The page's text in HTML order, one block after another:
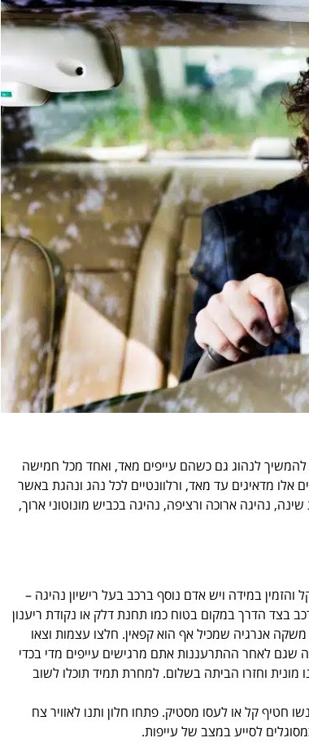
שכ-80% מכלל הנהגים יעדיפו להמשיך לנהוג גם כשהם עייפים מאד, ואחד מכל חמישה
אלו מדאיגים עד מאד, ורלוונטיים לכל נהג ונהגת באשר
נהיגה ארוכה ורציפה, נהיגה בכביש מונוטוני ארוך,
במידה ויש אדם נוסף ברכב בעל רישיון נהיגה –
בצד הדרך במקום בטוח כמו תחנת דלק או נקודת ריענון
אנרגיה שמכיל אף הוא קפאין. חלצו עצמות וצאו
שגם לאחר ההתרעננות אתם מרגישים עייפים מדי בכדי
וחזרו הביתה בשלום. למחרת תמיד תוכלו לשוב
קל או לעסו מסטיק. פתחו חלון ותנו לאוויר צח
לסייע במצב של עייפות.